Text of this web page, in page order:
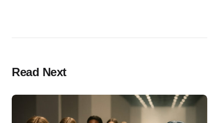
Read Next